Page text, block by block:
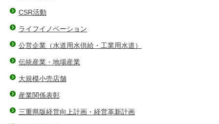
CSR活動
ライフイノベーション
公営企業（水道用水供給・工業用水道）
伝統産業・地場産業
大規模小売店舗
産業関係表彰
三重県版経営向上計画・経営革新計画